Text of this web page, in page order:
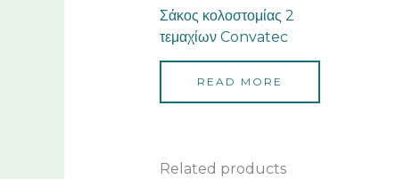
Σάκος κολοστομίας 2
τεμαχίων Convatec
READ MORE
Related products